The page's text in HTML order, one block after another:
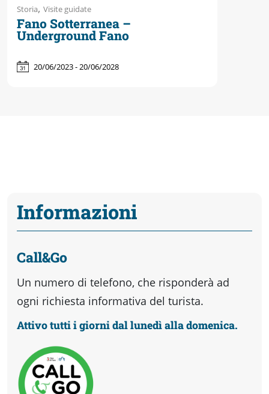
Storia, Visite guidate
Fano Sotterranea –
Underground Fano
20/06/2023 - 20/06/2028
Informazioni
Call&Go
Un numero di telefono, che risponderà ad
ogni richiesta informativa del turista.
Attivo tutti i giorni dal lunedì alla domenica.